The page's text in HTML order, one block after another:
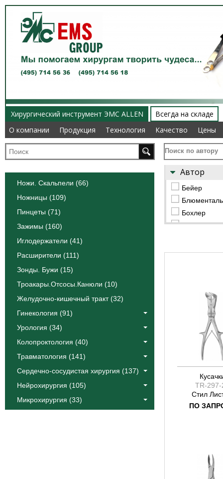
Хирургический инструмент ЭМС ALLEN
О компании
Продукция Технология Качество Цены
Всегда на складе
О компании
Продукция Технология Качество Цены
Поиск по автору
Ножи. Скальпели (66)
Ножницы (109)
Пинцеты (71)
Зажимы (160)
Иглодержатели (41)
Расширители (111)
Зонды. Бужи (15)
Троакары.Отсосы.Канюли (10)
Желудочно-кишечный тракт (32)
Гинекология (91)
Урология (34)
Колопроктология (40)
Травматология (141)
Сердечно-сосудистая хирургия (137)
Нейрохирургия (105)
Микрохирургия (33)
Автор
Бейер
Блюменталь
Бохлер
Гертц Стил
Листон Кей
Люер Стил
Люер
Марквард
Мэйфилд
Рускин
Фридман
Фридман
TR-297-
Стил
ПО